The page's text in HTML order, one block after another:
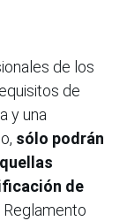
de los
de
y una
sólo podrán
de